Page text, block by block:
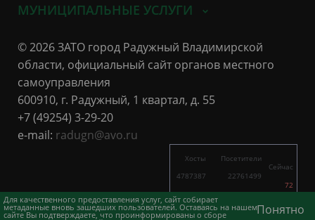
Для качественного предоставления услуг, сайт собирает
метаданные вновь зашедших пользователей. Оставаясь на нашем
сайте Вы подтверждаете, что проинформированы о сборе Понятно
МУНИЦИПАЛЬНЫЕ УСЛУГИ
© 2026 ЗАТО город Радужный Владимирской
области, официальный сайт органов местного
самоуправления
600910, г. Радужный, 1 квартал, д. 55
+7 (49254) 3-29-20
e-mail: radugn@avo.ru
Хосты
4787387
4999
Посетители
22761499
9806
Сейчас
72